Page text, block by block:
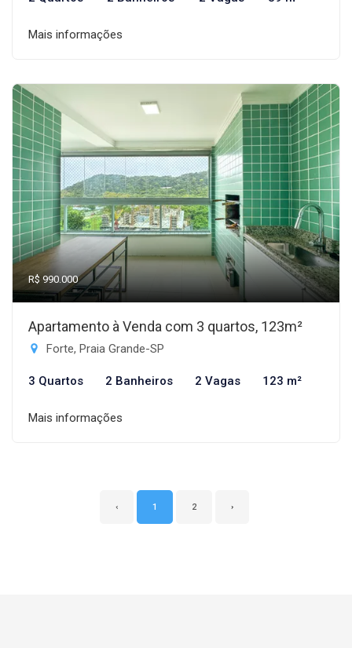
Mais informações
R$ 990.000
Apartamento à Venda com 3 quartos, 123m²
Forte, Praia Grande-SP
3 Quartos 2 Banheiros 2 Vagas 123 m²
Mais informações
‹ 1 2 ›